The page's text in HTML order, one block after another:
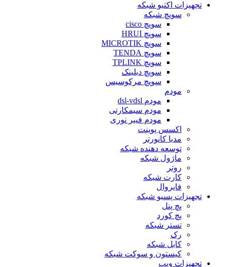
تجهیزات اکتیو شبکه
سویچ شبکه
سویچ cisco
سویچ HRUI
سویچ MICROTIK
سویچ TENDA
سویچ TPLINK
سویچ دیلینک
سویچ مرکوسیس
مودم
مودم dsl-vdsl
مودم سیمکارتی
مودم فیبر نوری
اکسس پوینت
مدیا کانورتر
توسعه دهنده شبکه
ماژول شبکه
روتر
کارت شبکه
فایروال
تجهیزات پسیو شبکه
پچ پنل
پچ کورد
تستر شبکه
رک
کابل شبکه
کیستون و سوکت شبکه
تجهیزات ویپ